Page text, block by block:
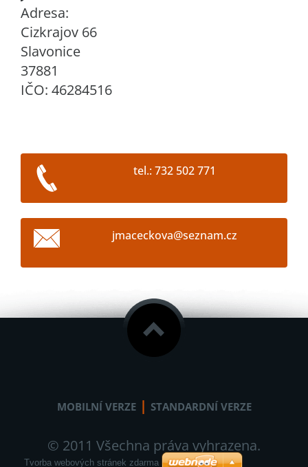
Adresa:
Cizkrajov 66
Slavonice
37881
IČO: 46284516
tel.: 732 502 771
jmaceckova@seznam.cz
MOBILNÍ VERZE | STANDARDNÍ VERZE
© 2011 Všechna práva vyhrazena.
Tvorba webových stránek zdarma